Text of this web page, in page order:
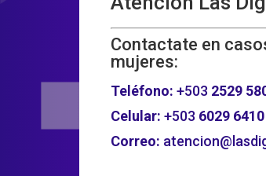
Contactate en
mujeres:
Teléfono: +503 2529
Celular: +503 6029 6410
Correo: